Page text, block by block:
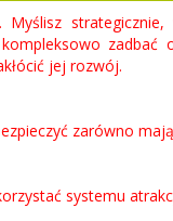
Myślisz
zadbać
jej rozwój.
zarówno
systemu